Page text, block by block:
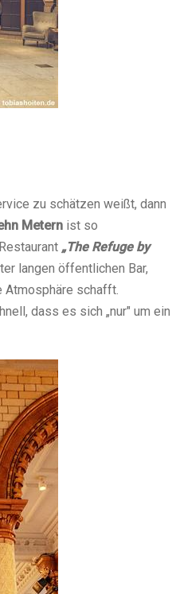
zu schätzen weißt, dann
Metern ist so
„The Refuge by
langen öffentlichen Bar,
Atmosphäre schafft.
dass es sich „nur" um ein